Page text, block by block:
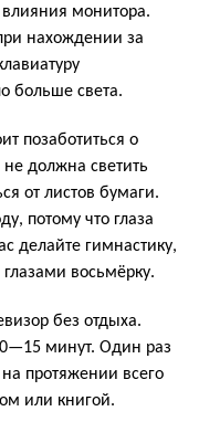
монитора.
нахождении за
больше света.
позаботиться о
должна светить
от листов бумаги.
потому что глаза
делайте гимнастику,
восьмёрку.
без отдыха.
минут. Один раз
протяжении всего
или книгой.